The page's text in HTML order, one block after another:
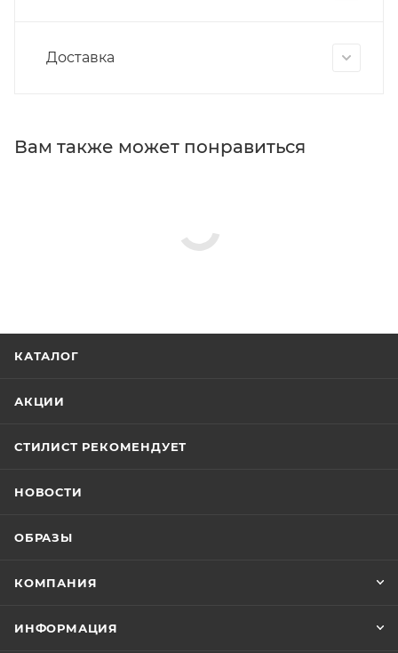
Доставка
Вам также может понравиться
КАТАЛОГ
АКЦИИ
СТИЛИСТ РЕКОМЕНДУЕТ
НОВОСТИ
ОБРАЗЫ
КОМПАНИЯ
ИНФОРМАЦИЯ